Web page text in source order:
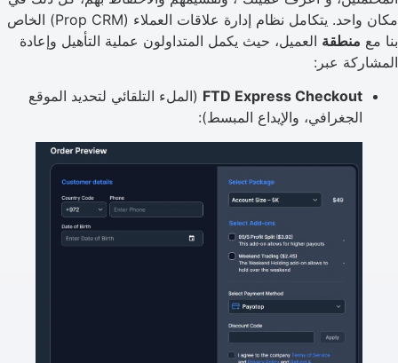
مكان واحد. يتكامل نظام إدارة علاقات العملاء (Prop CRM) الخاص
بنا مع منطقة العميل، حيث يكمل المتداولون عملية التأهيل وإعادة
المشاركة عبر:
FTD Express Checkout (الملء التلقائي لتحديد الموقع
الجغرافي، والإيداع المبسط):